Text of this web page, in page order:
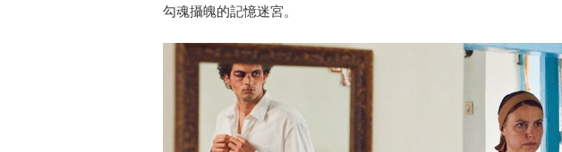
勾魂攝魄的記憶迷宮。